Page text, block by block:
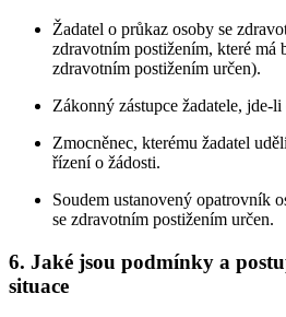
Žadatel o průkaz osoby se
zdravotním postižením, které má
zdravotním postižením určen).
Zákonný zástupce žadatele, jde-
Zmocněnec, kterému žadatel
řízení o žádosti.
Soudem ustanovený opatrovník
se zdravotním postižením určen.
6. Jaké jsou podmínky a
situace